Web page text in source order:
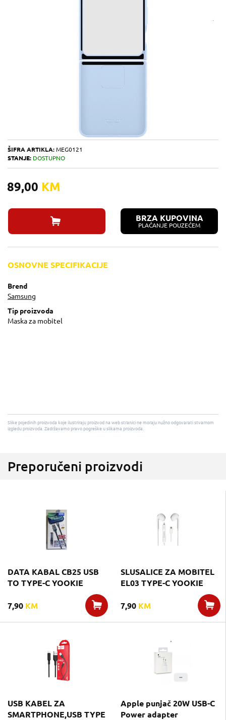
ŠIFRA ARTIKLA: MEG0121
STANJE: DOSTUPNO
89,00 KM
BRZA KUPOVINA
PLAĆANJE POUZEĆEM
OSNOVNE SPECIFIKACIJE
Brend
Samsung
Tip proizvoda
Maska za mobitel
Slike pojedinih proizvoda koje ilustriraju proizvod na web stranici ne moraju nužno odgovarati stvarnom
izgledu proizvoda. Zadržavamo pravo pogreške u slikama proizvoda.
Preporučeni proizvodi
DATA KABAL CB25 USB
TO TYPE-C YOOKIE
7,90 KM
SLUSALICE ZA MOBITEL
EL03 TYPE-C YOOKIE
7,90 KM
USB KABEL ZA
SMARTPHONE,USB TYPE
Apple punjač 20W USB-C
Power adapter